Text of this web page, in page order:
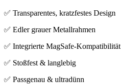
✅ Transparentes, kratzfestes Design
✅ Edler grauer Metallrahmen
✅ Integrierte MagSafe-Kompatibilität
✅ Stoßfest & langlebig
✅ Passgenau & ultradünn